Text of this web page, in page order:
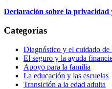
Declaración sobre la privacidad
Categorías
Diagnóstico y el cuidado de
El seguro y la ayuda
Apoyo para la familia
La educación y las escuelas
Transición a la edad adulta